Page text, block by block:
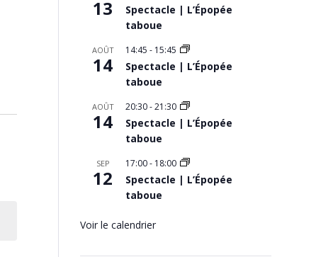
13
Spectacle | L’Épopée
taboue
AOÛT
14
14:45 - 15:45
Spectacle | L’Épopée
taboue
AOÛT
14
20:30-21:30
Spectacle | L’Épopée
taboue
SEP
12
17:00- 18:00
Spectacle | L’Épopée
taboue
Voir le calendrier